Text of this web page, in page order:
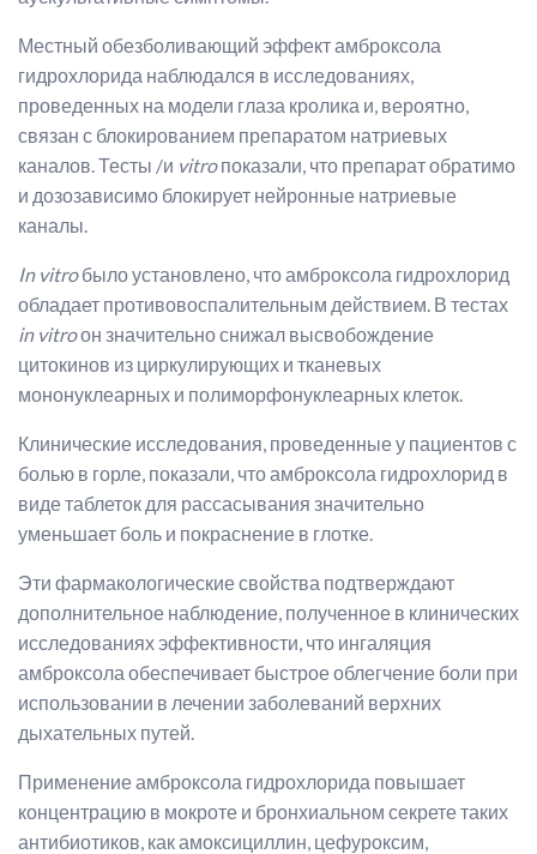
Местный обезболивающий эффект амброксола
гидрохлорида наблюдался в исследованиях,
проведенных на модели глаза кролика и, вероятно,
связан с блокированием препаратом натриевых
каналов. Тесты /и vitroпоказали, что препарат обратимо
и дозозависимо блокирует нейронные натриевые
каналы.
In vitroбыло установлено, что амброксола гидрохлорид
обладает противовоспалительным действием. В тестах
in vitroон значительно снижал высвобождение
цитокинов из циркулирующих и тканевых
мононуклеарных и полиморфонуклеарных клеток.
Клинические исследования, проведенные у пациентов с
болью в горле, показали, что амброксола гидрохлорид в
виде таблеток для рассасывания значительно
уменьшает боль и покраснение в глотке.
Эти фармакологические свойства подтверждают
дополнительное наблюдение, полученное в клинических
исследованиях эффективности, что ингаляция
амброксола обеспечивает быстрое облегчение боли при
использовании в лечении заболеваний верхних
дыхательных путей.
Применение амброксола гидрохлорида повышает
концентрацию в мокроте и бронхиальном секрете таких
антибиотиков, как амоксициллин, цефуроксим,